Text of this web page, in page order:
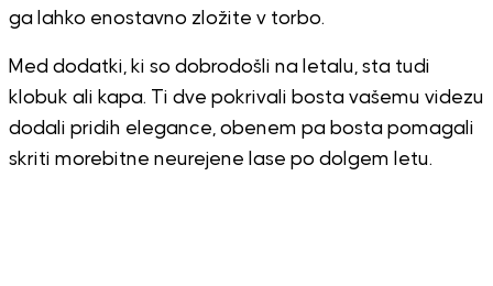
ga lahko enostavno zložite v torbo.
Med dodatki, ki so dobrodošli na letalu, sta tudi
klobuk ali kapa. Ti dve pokrivali bosta vašemu videzu
dodali pridih elegance, obenem pa bosta pomagali
skriti morebitne neurejene lase po dolgem letu.